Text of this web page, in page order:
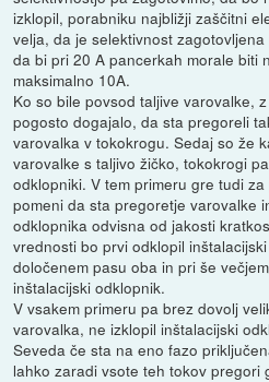
izklopil, porabniku najbližji zaščitni
velja, da je selektivnost
da bi pri 20 A pancerkah morale biti
maksimalno 10A.
Ko so bile povsod taljive varovalke,
pogosto dogajalo, da sta pregoreli
varovalka v tokokrogu. Sedaj so že
varovalke s taljivo žičko, tokokrogi
odklopniki. V tem primeru gre tudi
pomeni da sta pregoretje varovalke
odklopnika odvisna od jakosti
vrednosti bo prvi odklopil
določenem pasu oba in pri še
inštalacijski odklopnik.
V vsakem primeru pa brez dovolj
varovalka, ne izklopil inštalacijski
Seveda če sta na eno fazo
lahko zaradi vsote teh tokov pregori